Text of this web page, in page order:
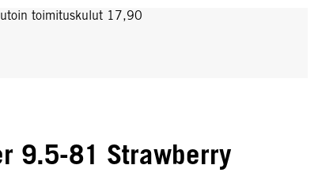
toimituskulut 17,90
9.5-81 Strawberry